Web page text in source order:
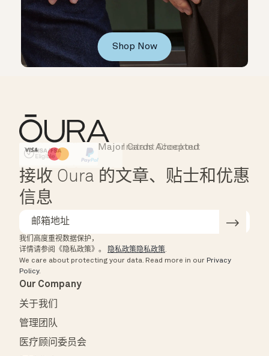
Shop Now
HSA/FSA Eligible
Affirm
Instant Checkout
Major Cards Accepted
接收 Oura 的文章、贴士和优惠
信息
我们高度重视数据保护，
详情请参阅《隐私政策》。
隐私政策隐私政策.
We care about protecting your data. Read more in our Privacy
Policy.
Our Company
关于我们
管理团队
医疗顾问委员会